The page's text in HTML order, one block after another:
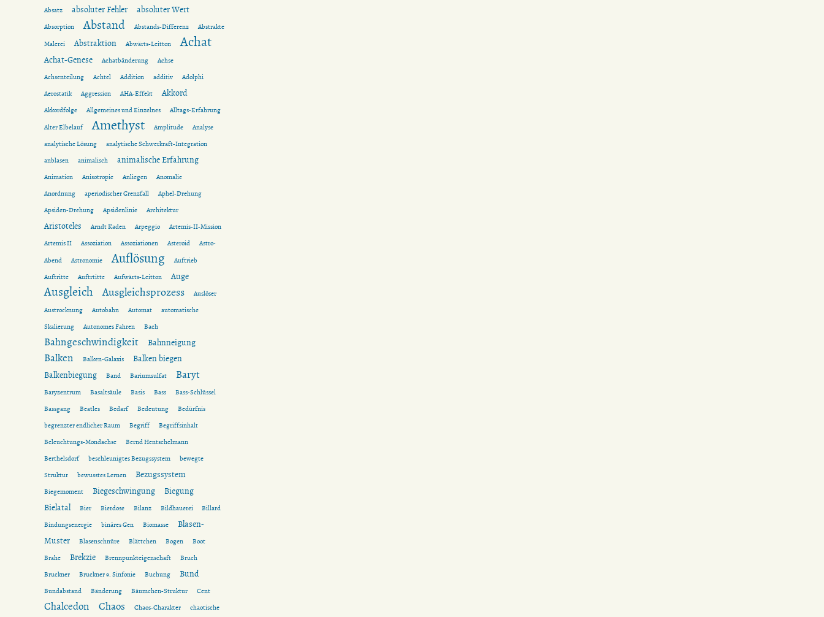
Absatz
absoluter Fehler absoluter Wert
Absorption Abstand Abstands-Differenz
Abstrakte
Malerei
Abstraktion Abwärts-Leitton Achat
Achat-Genese Achatbänderung
Achse
Achsenteilung
Achtel Addition additiv
Adolphi
Aerostatik
Aggression AHA-Effekt Akkord
Akkordfolge Allgemeines und Einzelnes
Alltags-Erfahrung
Alter Elbelauf
Amethyst Amplitude
Analyse
analytische Lösung
analytische Schwerkraft-Integration
anblasen
animalisch animalische Erfahrung
Animation Anisotropie Anliegen
Anomalie
Anordnung
aperiodischer Grenzfall
Aphel-Drehung
Apsiden-Drehung
Apsidenlinie Architektur
Aristoteles Arndt Kaden Arpeggio
Artemis-II-Mission
Artemis II
Assoziation Assoziationen Asteroid
Astro-
Abend
Astronomie Auflösung
Auftrieb
Auftritte
Auftrtitte Aufwärts-Leitton Auge
Ausgleich Ausgleichsprozess
Auslöser
Austrocknung
Autobahn Automat
automatische
Skalierung
Autonomes Fahren Bach
Bahngeschwindigkeit Bahnneigung
Balken Balken-Galaxis
Balken biegen
Balkenbiegung
Band Bariumsulfat Baryt
Baryzentrum Basaltsäule Basis Bass
Bass-Schlüssel
Bassgang
Beatles Bedarf Bedeutung
Bedürfnis
begrenzter endlicher Raum
Begriff
Begriffsinhalt
Beleuchtungs-Mondachse
Bernd Hentschelmann
Berthelsdorf
beschleunigtes Bezugssystem
bewegte
Struktur
bewusstes Lernen Bezugssystem
Biegemoment Biegeschwingung
Biegung
Bielatal
Bier Bierdose Bilanz Bildhauerei
Billard
Bindungsenergie
binäres Gen Biomasse
Blasen-
Muster
Blasenschnüre Blättchen Bogen
Boot
Brahe
Brekzie Brennpunkteigenschaft
Bruch
Bruckner
Bruckner 9. Sinfonie Buchung Bund
Bundabstand Bänderung Bäumchen-Struktur Cent
Chalcedon Chaos Chaos-Charakter
chaotische